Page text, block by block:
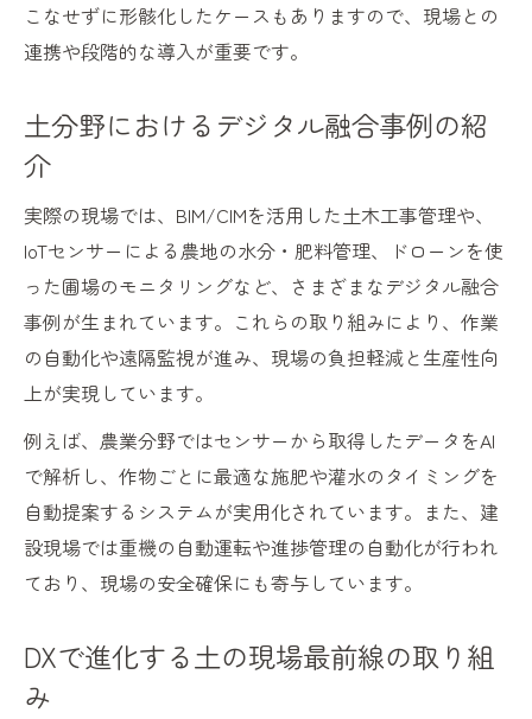
こなせずに形骸化したケースもありますので、現場との
連携や段階的な導入が重要です。
土分野におけるデジタル融合事例の紹
介
実際の現場では、BIM/CIMを活用した土木工事管理や、
IoTセンサーによる農地の水分・肥料管理、ドローンを使
った圃場のモニタリングなど、さまざまなデジタル融合
事例が生まれています。これらの取り組みにより、作業
の自動化や遠隔監視が進み、現場の負担軽減と生産性向
上が実現しています。
例えば、農業分野ではセンサーから取得したデータをAI
で解析し、作物ごとに最適な施肥や灌水のタイミングを
自動提案するシステムが実用化されています。また、建
設現場では重機の自動運転や進捗管理の自動化が行われ
ており、現場の安全確保にも寄与しています。
DXで進化する土の現場最前線の取り組
み